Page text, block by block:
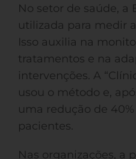
No setor de saúde, a
utilizada para medir
Isso auxilia na
tratamentos e na
intervenções. A
usou o método e,
uma redução de
pacientes.
Nas organizações, a